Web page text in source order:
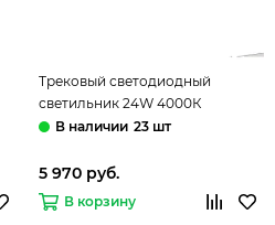
Трековый светодиодный
светильник 24W 4000К
ST455.446.24 чёрный Band ST-
23 шт
5 970 руб.
В корзину